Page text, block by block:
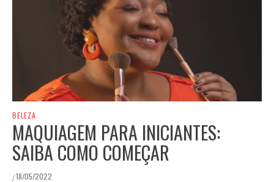
BELEZA
MAQUIAGEM PARA INICIANTES:
SAIBA COMO COMEÇAR
/18/05/2022